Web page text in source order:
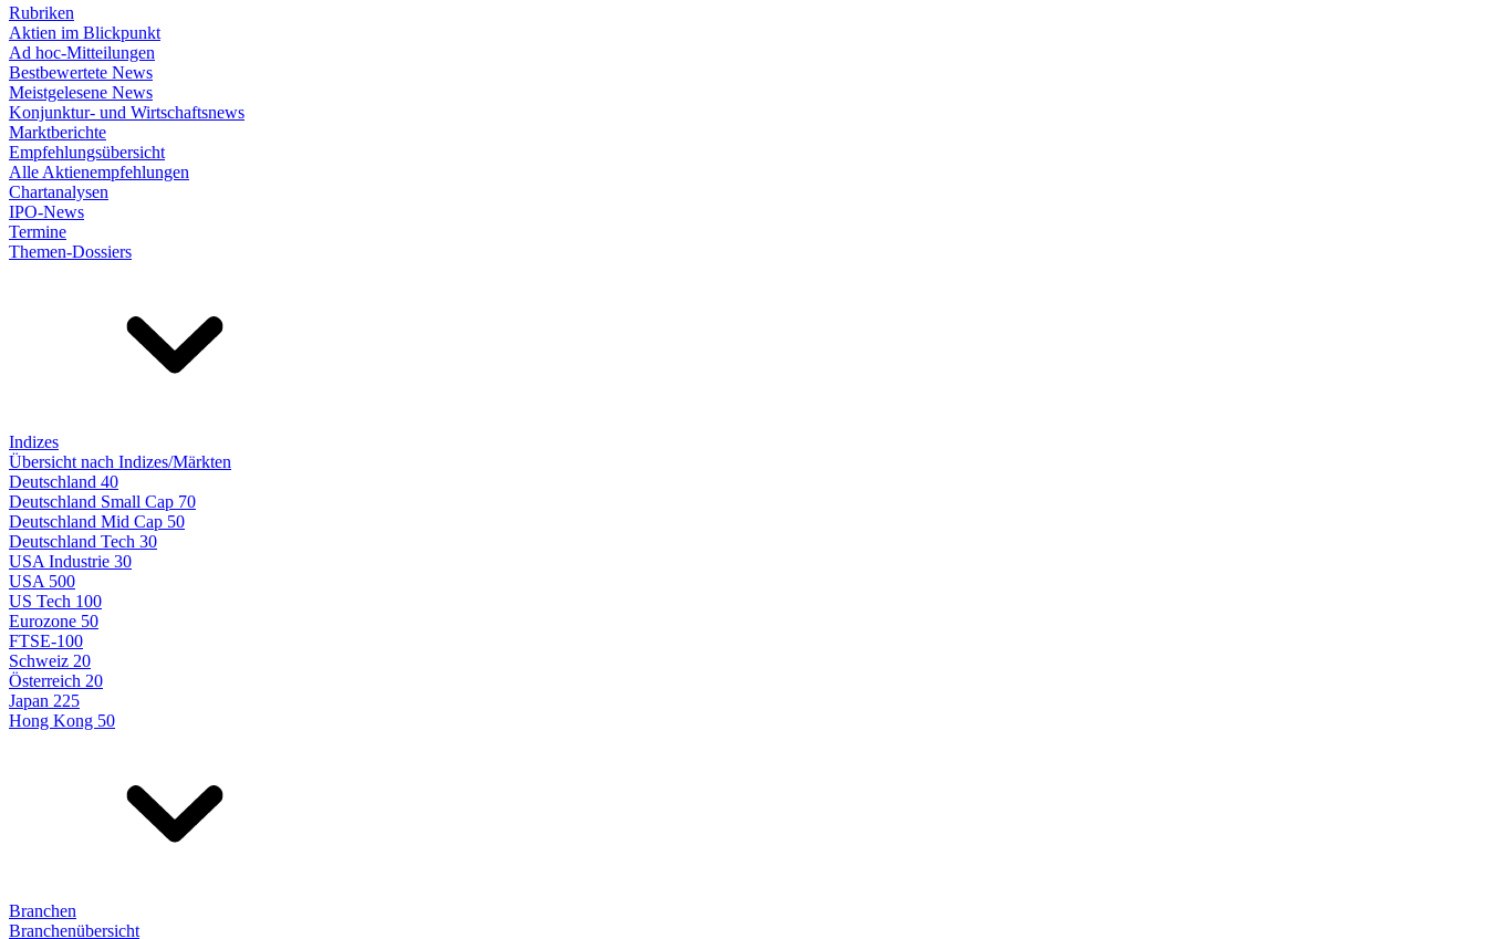
Rubriken
Aktien im Blickpunkt
Ad hoc-Mitteilungen
Bestbewertete News
Meistgelesene News
Konjunktur- und Wirtschaftsnews
Marktberichte
Empfehlungsübersicht
Alle Aktienempfehlungen
Chartanalysen
IPO-News
Termine
Themen-Dossiers
Indizes
Übersicht nach Indizes/Märkten
Deutschland 40
Deutschland Small Cap 70
Deutschland Mid Cap 50
Deutschland Tech 30
USA Industrie 30
USA 500
US Tech 100
Eurozone 50
FTSE-100
Schweiz 20
Österreich 20
Japan 225
Hong Kong 50
Branchen
Branchenübersicht